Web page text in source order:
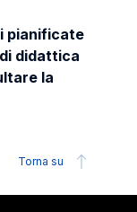
pianificate
didattica
la
Torna su